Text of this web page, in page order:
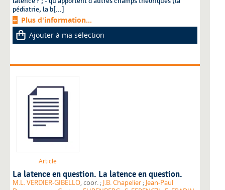
pédiatrie, la b[...]
Plus d'information...
Ajouter à ma sélection
Article
La latence en question. La latence en question.
M.L. VERDIER-GIBELLO , coor. ; J.B. Chapelier ; Jean-Paul